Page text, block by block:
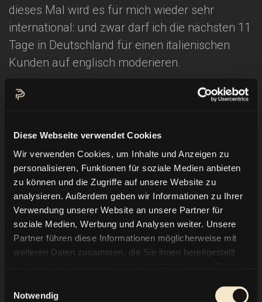
Diese Webseite verwendet Cookies
Wir verwenden Cookies, um Inhalte und Anzeigen zu
personalisieren, Funktionen für soziale Medien anbieten
zu können und die Zugriffe auf unsere Website zu
analysieren. Außerdem geben wir Informationen zu Ihrer
Verwendung unserer Website an unsere Partner für
soziale Medien, Werbung und Analysen weiter. Unsere
Partner führen diese Informationen möglicherweise mit
weiteren Daten zusammen, die Sie ihnen bereitgestellt
Notwendig
dieses Mal wird es für mich wieder sehr
international: und zwar darf ich die nächsten 11
Tage in Deutschland für einen italienischen
Kunden auf englisch moderieren.
Der Kunde der italienische Konzern
drupa 2016zu präsentieren.
Die drupa in Düsseldorf ist die weltgrößte
Messe der Printmedien. Sie gilt als die
bedeutendste Leistungsschau der Druck- und
Druckmedienindustrie.
Juni auf der Drupa in Düsseldorf am Uteco-